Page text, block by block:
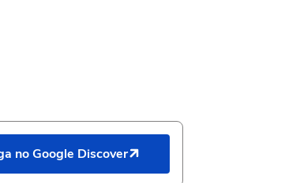
no Google Discover